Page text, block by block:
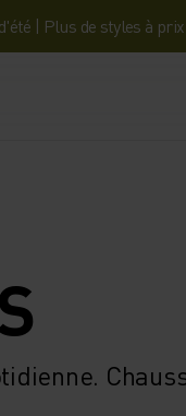
| Plus de styles à